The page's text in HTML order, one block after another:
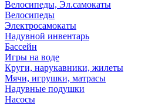
Велосипеды, Эл.самокаты
Велосипеды
Электросамокаты
Надувной инвентарь
Бассейн
Игры на воде
Круги, нарукавники, жилеты
Мячи, игрушки, матрасы
Надувные подушки
Насосы